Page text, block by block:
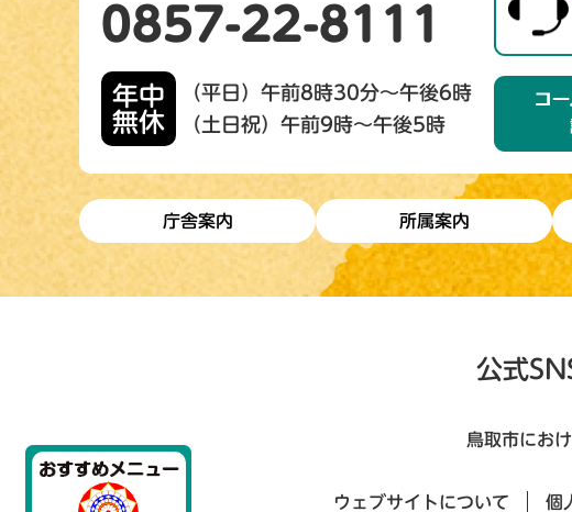
0857-22-8111
年中
無休
（平日）午前8時30分～午後6時
（土日祝）午前9時～午後5時
庁舎案内 所属案内
公式
鳥取市にお
ウェブサイトについて 個